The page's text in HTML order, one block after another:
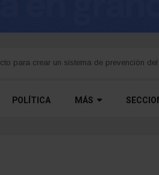
carne que iba a ser entregada a detenidos
POLÍTICA MÁS